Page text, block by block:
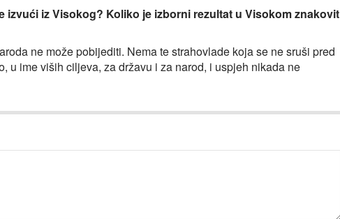
izvući iz Visokog? Koliko je izborni rezultat u Visokom znakovit
ne može pobijediti. Nema te strahovlade koja se ne sruši pred
u ime viših ciljeva, za državu i za narod, i uspjeh nikada ne